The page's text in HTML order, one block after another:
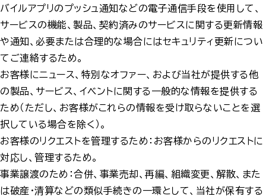
バイルアプリのプッシュ通知などの電子通信手段を使用して、
サービスの機能、製品、契約済みのサービスに関する更新情報
や通知、必要または合理的な場合にはセキュリティ更新につい
てご連絡するため。
お客様にニュース、特別なオファー、および当社が提供する他
の製品、サービス、イベントに関する一般的な情報を提供する
ため（ただし、お客様がこれらの情報を受け取らないことを選
択している場合を除く）。
お客様のリクエストを管理するため：お客様からのリクエストに
対応し、管理するため。
事業譲渡のため：合併、事業売却、再編、組織変更、解散、また
は破産・清算などの類似手続きの一環として、当社が保有する